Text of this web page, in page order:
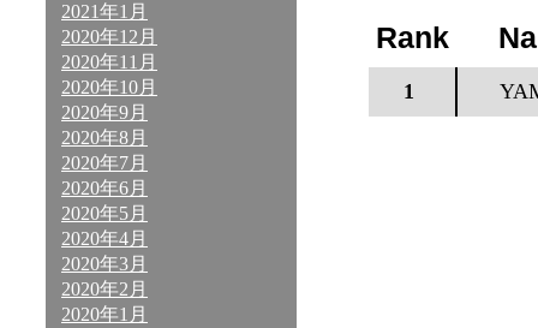
2021年1月
2020年12月
2020年11月
2020年10月
2020年9月
2020年8月
2020年7月
2020年6月
2020年5月
2020年4月
2020年3月
2020年2月
2020年1月
Rank
1